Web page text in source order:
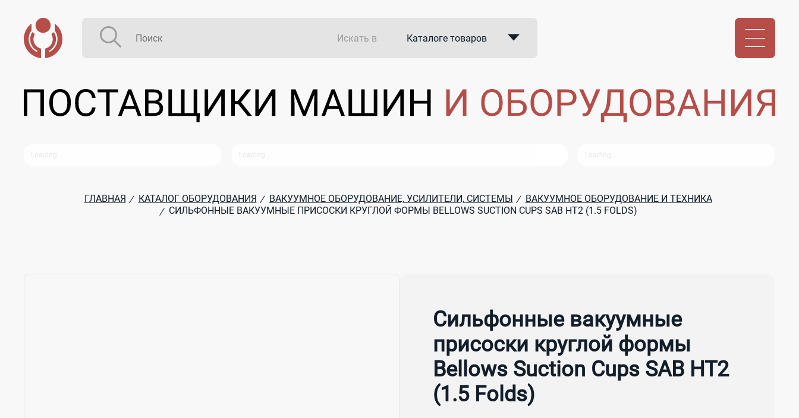
Искать в Каталоге товаров
В закупках
ГЛАВНАЯ / КАТАЛОГ ОБОРУДОВАНИЯ / ВАКУУМНОЕ ОБОРУДОВАНИЕ, УСИЛИТЕЛИ, СИСТЕМЫ / ВАКУУМНОЕ ОБОРУДОВАНИЕ И ТЕХНИКА
/ СИЛЬФОННЫЕ ВАКУУМНЫЕ ПРИСОСКИ КРУГЛОЙ ФОРМЫ BELLOWS SUCTION CUPS SAB HT2 (1.5 FOLDS)
Сильфонные вакуумные
присоски круглой формы
Bellows Suction Cups SAB HT2
(1.5 Folds)